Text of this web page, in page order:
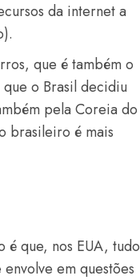
da internet a
que é também o
o Brasil decidiu
pela Coreia do
brasileiro é mais
é que, nos EUA, tudo
em questões